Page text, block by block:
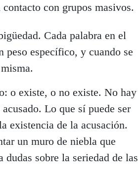
con grupos masivos.
Cada palabra en el
peso específico, y cuando se
o existe, o no existe. No hay
Lo que sí puede ser
existencia de la acusación.
un muro de niebla que
sobre la seriedad de las